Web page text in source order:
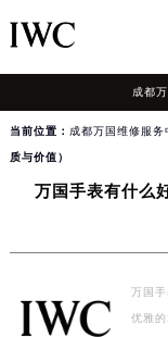
成都
当前位置： 成都万国维修服务
质与价值）
万国手表有什么
万国
优雅